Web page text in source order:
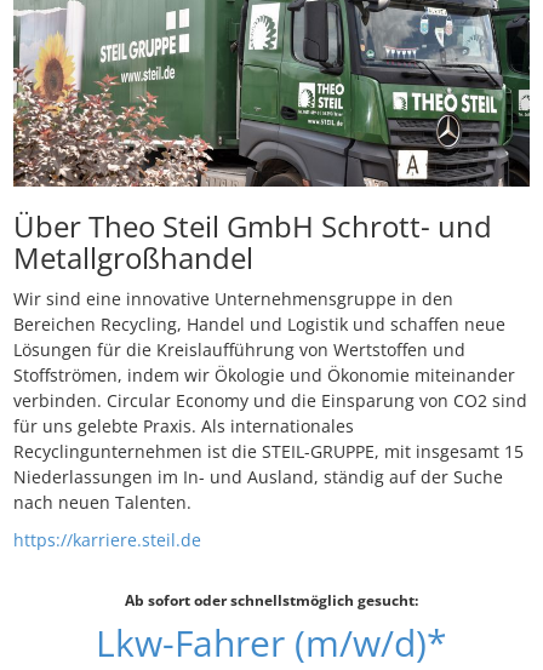
Über Theo Steil GmbH Schrott- und
Metallgroßhandel
Wir sind eine innovative Unternehmensgruppe in den
Bereichen Recycling, Handel und Logistik und schaffen neue
Lösungen für die Kreislaufführung von Wertstoffen und
Stoffströmen, indem wir Ökologie und Ökonomie miteinander
verbinden. Circular Economy und die Einsparung von CO2 sind
für uns gelebte Praxis. Als internationales
Recyclingunternehmen ist die STEIL-GRUPPE, mit insgesamt 15
Niederlassungen im In- und Ausland, ständig auf der Suche
nach neuen Talenten.
https://karriere.steil.de
Ab sofort oder schnellstmöglich gesucht:
Lkw-Fahrer (m/w/d)*